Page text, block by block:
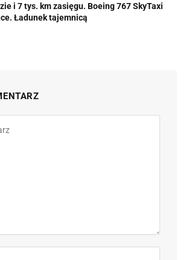
i 7 tys. km zasięgu. Boeing 767 SkyTaxi
Ładunek tajemnicą